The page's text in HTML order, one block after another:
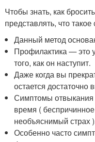
Чтобы знать, как
представлять, что
Данный метод
Профилактика — это
того, как он наступит.
Даже когда вы
остается достаточно
Симптомы отвыкания
время (
необъяснимый страх
Особенно часто